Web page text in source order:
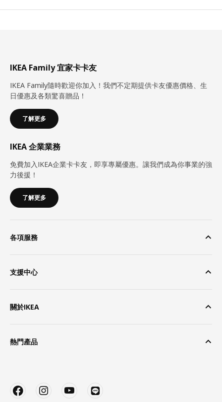
IKEA Family 宜家卡卡友
IKEA Family隨時歡迎你加入！我們不定期提供卡友優惠價格、生
日優惠及各類驚喜贈品！
了解更多
IKEA 企業業務
免費加入IKEA企業卡卡友，即享專屬優惠。讓我們成為你事業的強
力後援！
了解更多
各項服務
支援中心
關於IKEA
熱門產品